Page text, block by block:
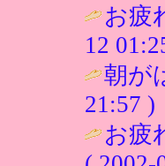
お疲
12
朝が
21:57 )
お疲